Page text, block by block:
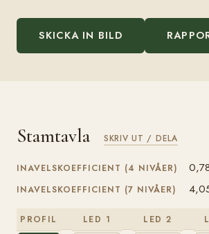
SKICKA IN BILD
Stamtavla SKRIV UT / DELA
INAVELSKOEFFICIENT (4 NIVÅER)
INAVELSKOEFFICIENT (7 NIVÅER)
PROFIL LED 1 LED 2